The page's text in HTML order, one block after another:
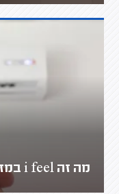
מה זה i feel במזגן